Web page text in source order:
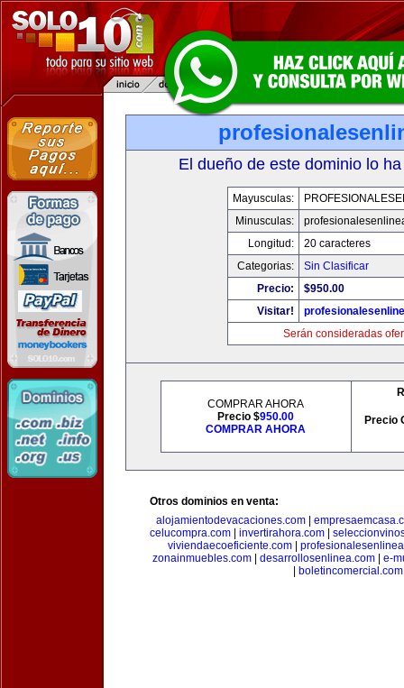
El dueño de este dominio lo
Mayusculas:
Minusculas:
Longitud:
20 caracteres
Categorias:
Sin Clasificar
Precio:
$950.00
Visitar!
Serán consideradas
COMPRAR AHORA
Precio $950.00
COMPRAR AHORA
Precio
Otros dominios en venta:
alojamientodevacaciones.com
celucompra.com
invertirahora.com
viviendaecoeficiente.com|
zonainmuebles.com| desarrollosenlinea.com| e-
boletincomercial.com